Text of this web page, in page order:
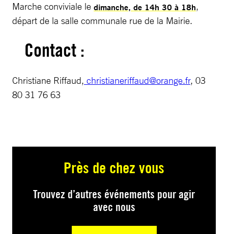
Marche conviviale le dimanche, de 14h 30 à 18h,
départ de la salle communale rue de la Mairie.
Contact :
Christiane Riffaud, christianeriffaud@orange.fr, 03
80 31 76 63
Près de chez vous
Trouvez d’autres événements pour agir
avec nous